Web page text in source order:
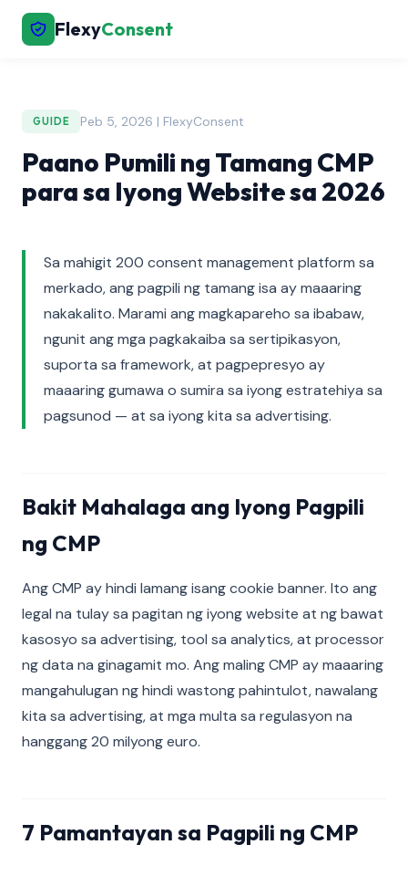
FlexyConsent
GUIDE Peb 5, 2026 | FlexyConsent
Paano Pumili ng Tamang CMP
para sa Iyong Website sa 2026
Sa mahigit 200 consent management platform sa
merkado, ang pagpili ng tamang isa ay maaaring
nakakalito. Marami ang magkapareho sa ibabaw,
ngunit ang mga pagkakaiba sa sertipikasyon,
suporta sa framework, at pagpepresyo ay
maaaring gumawa o sumira sa iyong estratehiya sa
pagsunod — at sa iyong kita sa advertising.
Bakit Mahalaga ang Iyong Pagpili
ng CMP
Ang CMP ay hindi lamang isang cookie banner. Ito ang
legal na tulay sa pagitan ng iyong website at ng bawat
kasosyo sa advertising, tool sa analytics, at processor
ng data na ginagamit mo. Ang maling CMP ay maaaring
mangahulugan ng hindi wastong pahintulot, nawalang
kita sa advertising, at mga multa sa regulasyon na
hanggang 20 milyong euro.
7 Pamantayan sa Pagpili ng CMP